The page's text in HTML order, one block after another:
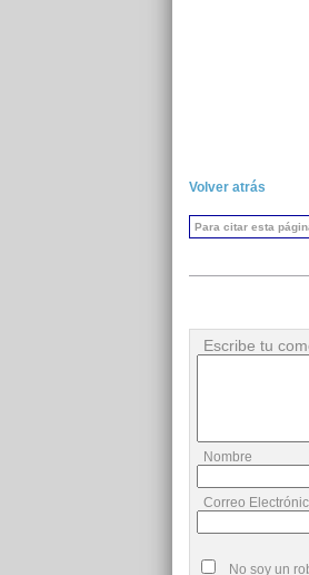
Volver atrás
Para citar esta
Escribe tu
Nombre
Correo
No soy un